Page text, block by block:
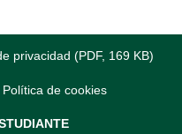
privacidad (PDF, 169 KB)
Política de cookies